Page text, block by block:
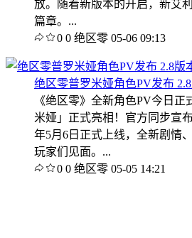
放。随着新版本的开启，新艾
篇章。...
0 0 绝区零 05-06 09:13
绝区零普罗米娅角色PV发布
《绝区零》全新角色PV今日
米娅」正式亮相！官方同步宣
年5月6日正式上线，全新剧情
玩家们见面。...
0 0 绝区零 05-05 14:21